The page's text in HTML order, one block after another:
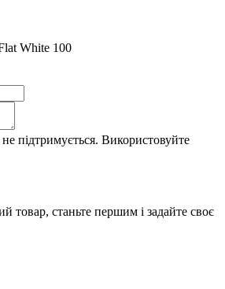
White 100
підтримується. Використовуйте
товар, станьте першим і задайте своє